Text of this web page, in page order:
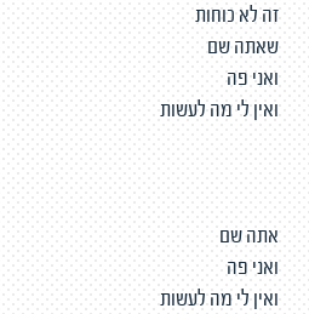
זה לא כוחות
שאתה שם
ואני פה
ואין לי מה לעשות
אתה שם
ואני פה
ואין לי מה לעשות